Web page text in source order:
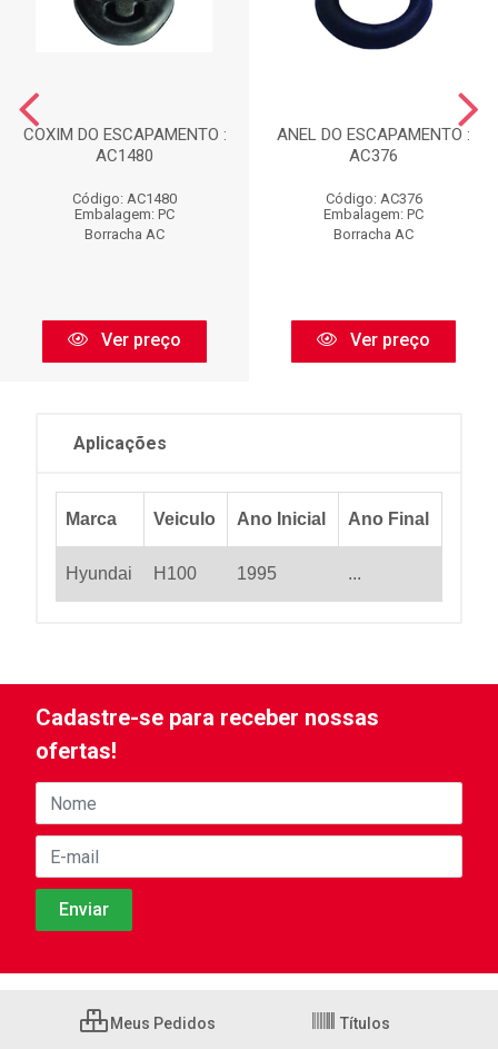
COXIM DO ESCAPAMENTO :
AC1480
Código: AC1480
Embalagem: PC
Borracha AC
Ver preço
ANEL DO ESCAPAMENTO :
AC376
Código: AC376
Embalagem: PC
Borracha AC
Ver preço
Aplicações
Marca Veiculo Ano Inicial Ano Final
Hyundai H100 1995 ...
Cadastre-se para receber nossas
ofertas!
Meus Pedidos Títulos